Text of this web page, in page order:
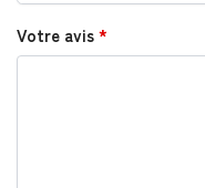
Votre avis*